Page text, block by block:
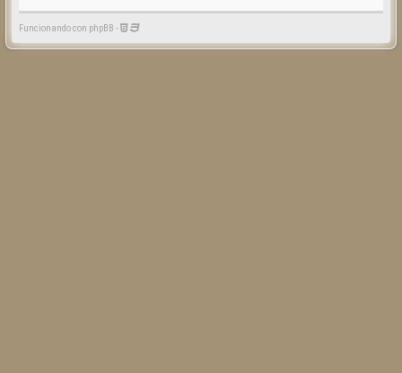
Funcionando con phpBB -